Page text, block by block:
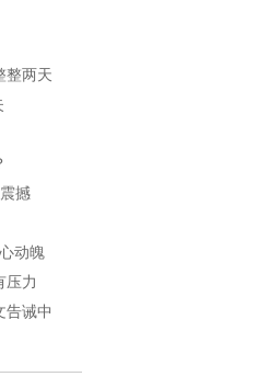
整两天
撼
动魄
压力
告诫中